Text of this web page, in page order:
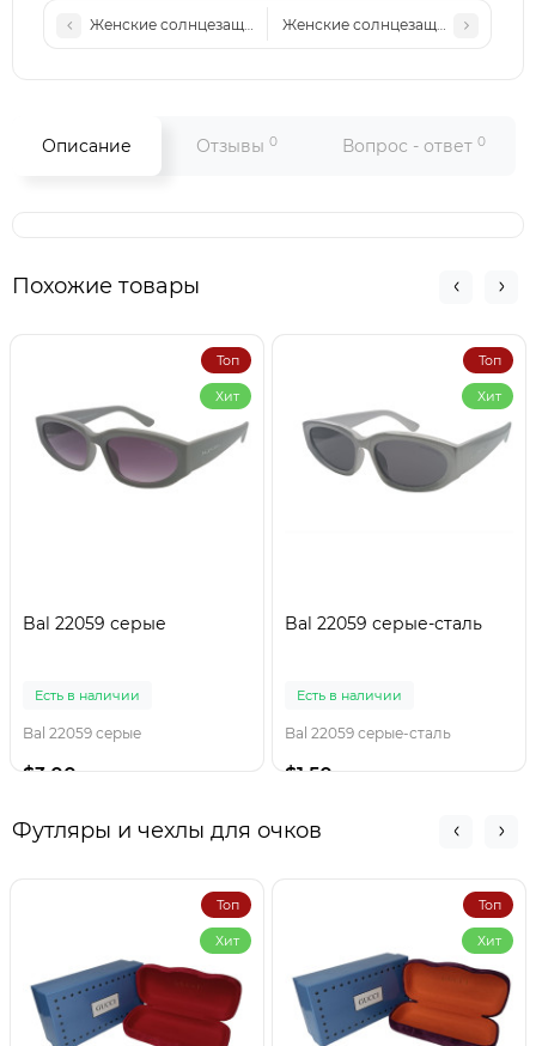
Женские солнцезащитные очки (Хамелеон) MM X202 c4
Женские солнцезащитные очки
Описание Отзывы 0 Вопрос - ответ 0
Похожие товары
Топ
Хит
Bal 22059 серые
Есть в наличии
Bal 22059 серые
$3.00
Топ
Хит
Bal 22059 серые-сталь
Есть в наличии
Bal 22059 серые-сталь
$1.50
Футляры и чехлы для очков
Топ
Хит
Топ
Хит